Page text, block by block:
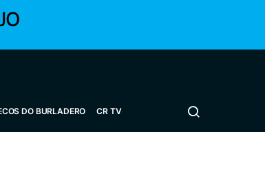
DO BURLADERO CR TV